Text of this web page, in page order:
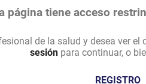
página tiene acceso
de la salud y desea ver el
sesiónpara continuar, o
REGISTRO